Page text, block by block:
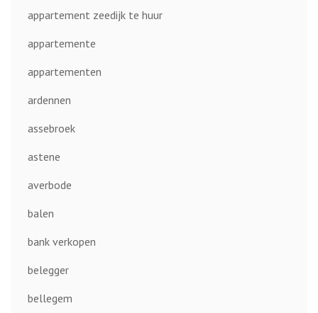
appartement zeedijk te huur
appartemente
appartementen
ardennen
assebroek
astene
averbode
balen
bank verkopen
belegger
bellegem